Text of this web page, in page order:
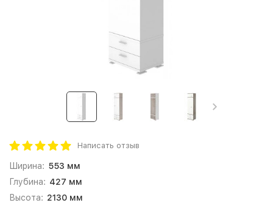
Написать отзыв
Ширина: 553 мм
Глубина: 427 мм
Высота: 2130 мм